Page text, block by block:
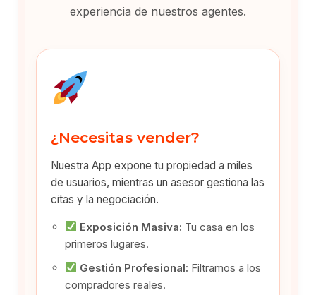
experiencia de nuestros agentes.
¿Necesitas vender?
Nuestra App expone tu propiedad a miles
de usuarios, mientras un asesor gestiona las
citas y la negociación.
Exposición Masiva: Tu casa en los
primeros lugares.
Gestión Profesional: Filtramos a los
compradores reales.